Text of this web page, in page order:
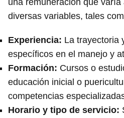
diversas variables, tales
Experiencia: La trayectoria
específicos en el manejo y
Formación: Cursos o
educación inicial o
competencias
Horario y tipo de servicio: